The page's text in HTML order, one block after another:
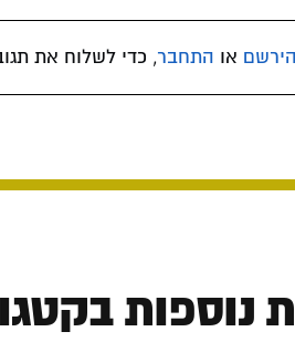
הירשם או התחבר, כדי לשלוח את
נוספות